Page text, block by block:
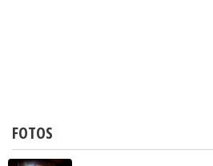
FOTOS